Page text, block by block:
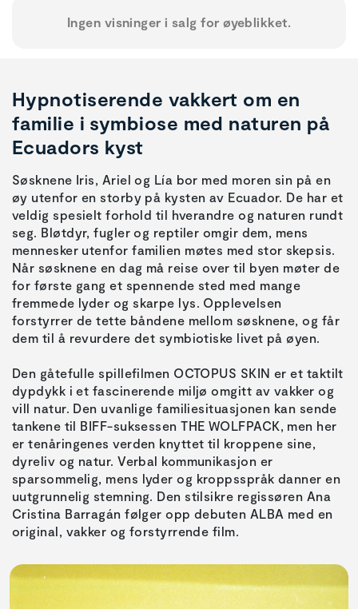
Ingen visninger i salg for øyeblikket.
Hypnotiserende vakkert om en
familie i symbiose med naturen på
Ecuadors kyst
Søsknene Iris, Ariel og Lía bor med moren sin på en
øy utenfor en storby på kysten av Ecuador. De har et
veldig spesielt forhold til hverandre og naturen rundt
seg. Bløtdyr, fugler og reptiler omgir dem, mens
mennesker utenfor familien møtes med stor skepsis.
Når søsknene en dag må reise over til byen møter de
for første gang et spennende sted med mange
fremmede lyder og skarpe lys. Opplevelsen
forstyrrer de tette båndene mellom søsknene, og får
dem til å revurdere det symbiotiske livet på øyen.
Den gåtefulle spillefilmen OCTOPUS SKIN er et taktilt
dypdykk i et fascinerende miljø omgitt av vakker og
vill natur. Den uvanlige familiesituasjonen kan sende
tankene til BIFF-suksessen THE WOLFPACK, men her
er tenåringenes verden knyttet til kroppene sine,
dyreliv og natur. Verbal kommunikasjon er
sparsommelig, mens lyder og kroppsspråk danner en
uutgrunnelig stemning. Den stilsikre regissøren Ana
Cristina Barragán følger opp debuten ALBA med en